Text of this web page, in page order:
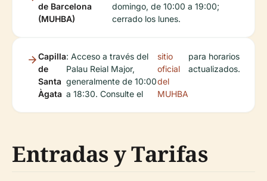
de Barcelona
(MUHBA)
domingo, de 10:00 a 19:00;
cerrado los lunes.
Capilla
de
Santa
Àgata
: Acceso a través del
Palau Reial Major,
generalmente de 10:00
a 18:30. Consulte el
sitio
oficial
del
MUHBA
para horarios
actualizados.
Entradas y Tarifas